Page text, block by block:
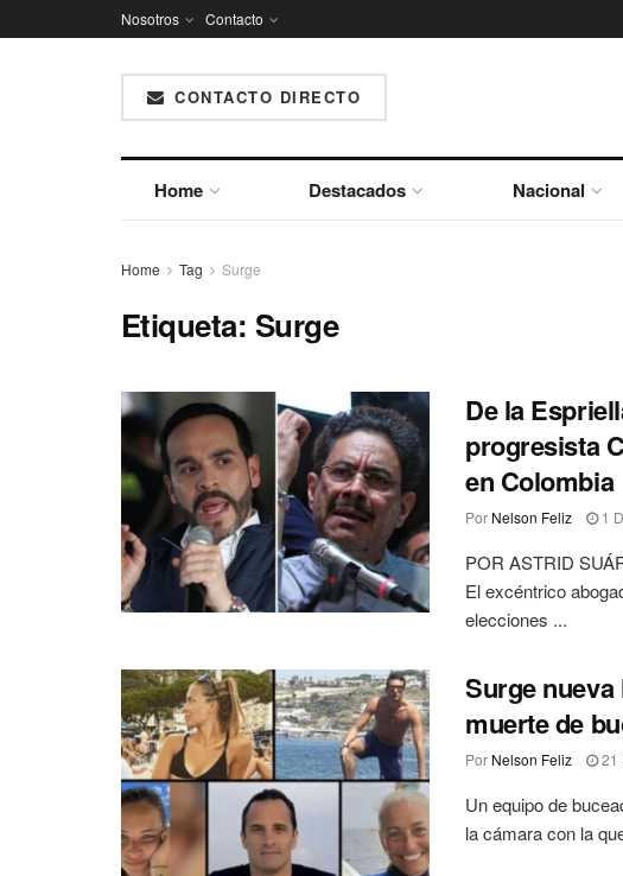
Nosotros Contacto
CONTACTO DIRECTO
Home Destacados Nacional
Home Tag Surge
Etiqueta: Surge
De la
progresista
en Colombia
Por Nelson Feliz 1
POR ASTRID
El excéntrico
elecciones ...
Surge
muerte de
Por Nelson Feliz 21
Un equipo de
la cámara con la